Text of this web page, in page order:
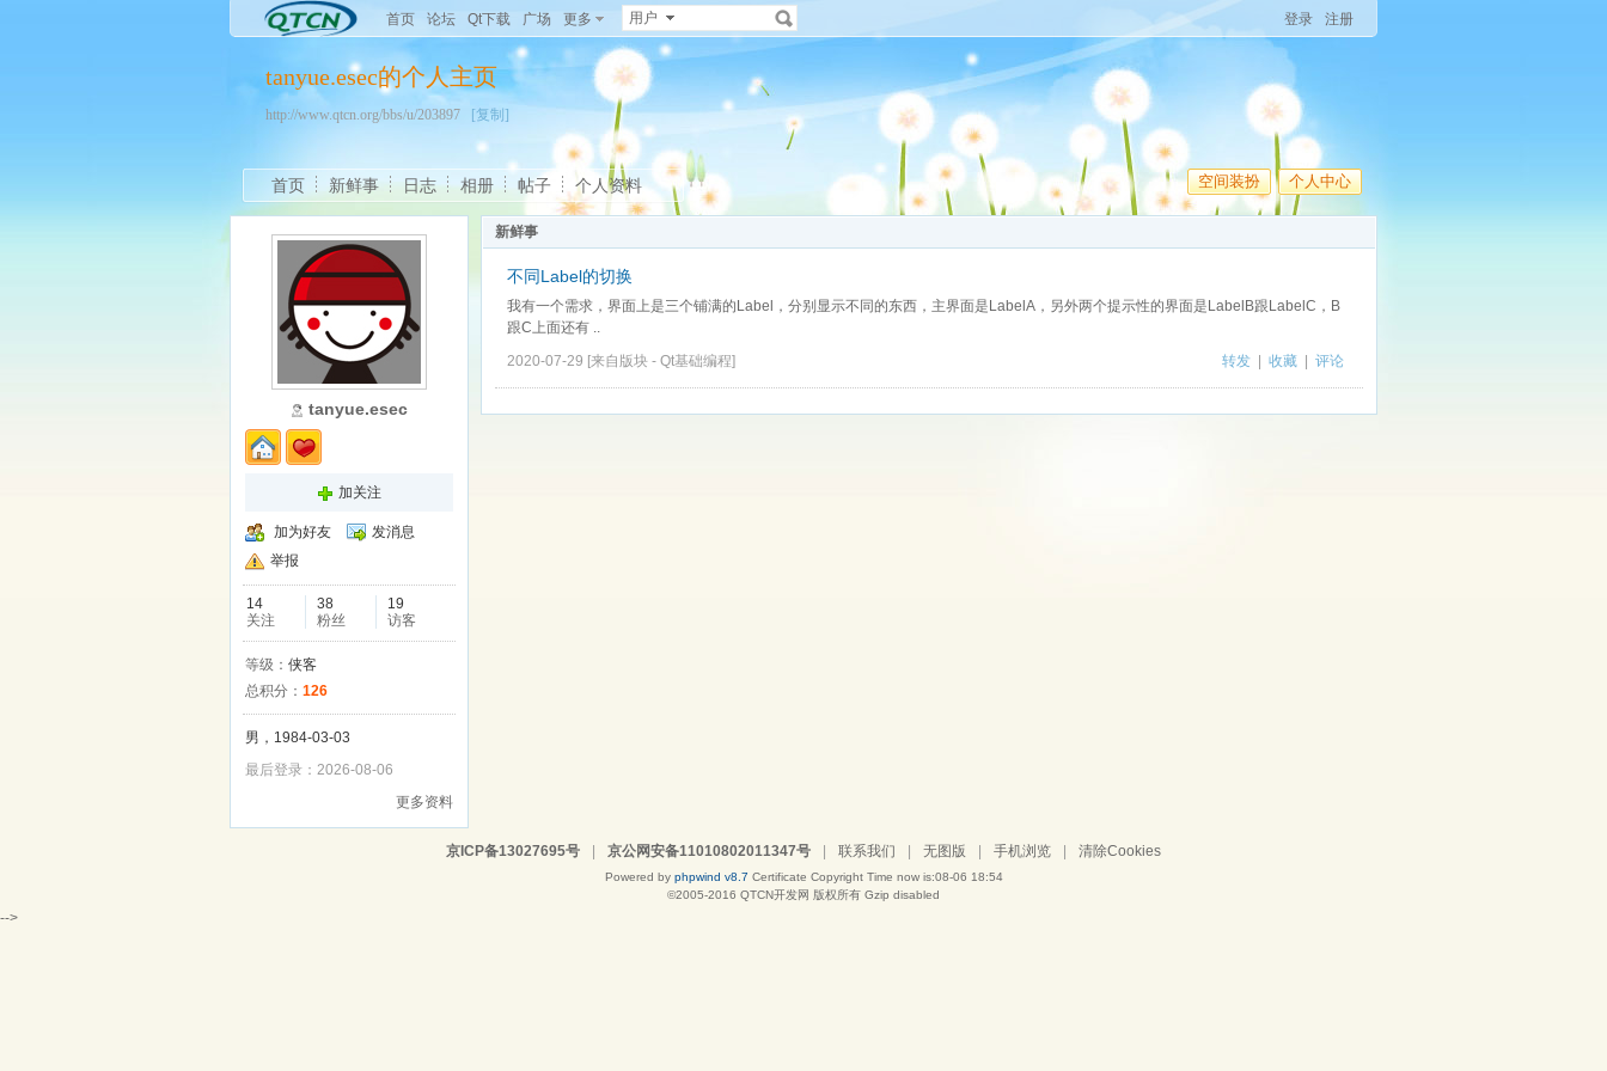
首页 论坛 Qt下载 广场 更多 用户 登录 注册
tanyue.esec的个人主页
http://www.qtcn.org/bbs/u/203897 [复制]
空间装扮 个人中心
首页 新鲜事 日志 相册 帖子 个人资料
tanyue.esec
加关注
加为好友
发消息
举报
14
关注
38
粉丝
19
访客
等级： 侠客
总积分： 126
男，1984-03-03
最后登录：2026-08-06
更多资料
新鲜事
不同Label的切换
我有一个需求，界面上是三个铺满的Label，分别显示不同的东西，主界面是LabelA，另外两个提示性的界面是LabelB跟LabelC，B
跟C上面还有 ..
转发
收藏 评论
2020-07-29 [来自版块 - Qt基础编程]
京ICP备13027695号 京公网安备11010802011347号 联系我们 无图版 手机浏览 清除Cookies
Powered by phpwind v8.7 Certificate Copyright Time now is:08-06 18:54
©2005-2016 QTCN开发网 版权所有 Gzip disabled
-->